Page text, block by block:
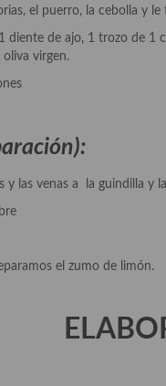
el puerro, la cebolla y
diente de ajo, 1 trozo de
oliva virgen.
venas a la guindilla y la
el zumo de limón.